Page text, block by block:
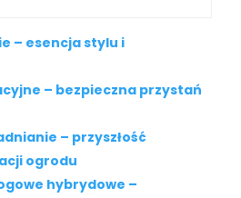
– esencja stylu i
– bezpieczna przystań
– przyszłość
ogrodu
hybrydowe –